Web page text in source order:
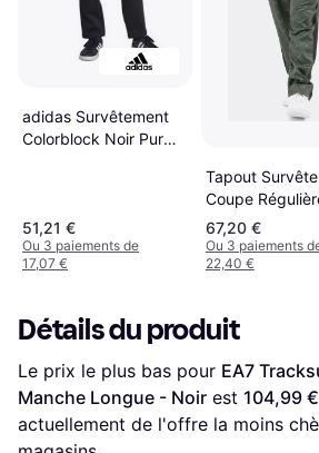
adidas Survêtement
Colorblock Noir Pur
51,21 €
Ou 3 paiements de
17,07 €
Tapout
Coupe
Punkass - Vert
67,20 €
Ou 3 paiements
22,40 €
Détails du produit
Le prix le plus bas pour EA7
Manche Longue - Noir est 104,99 €
actuellement de l'offre la moins